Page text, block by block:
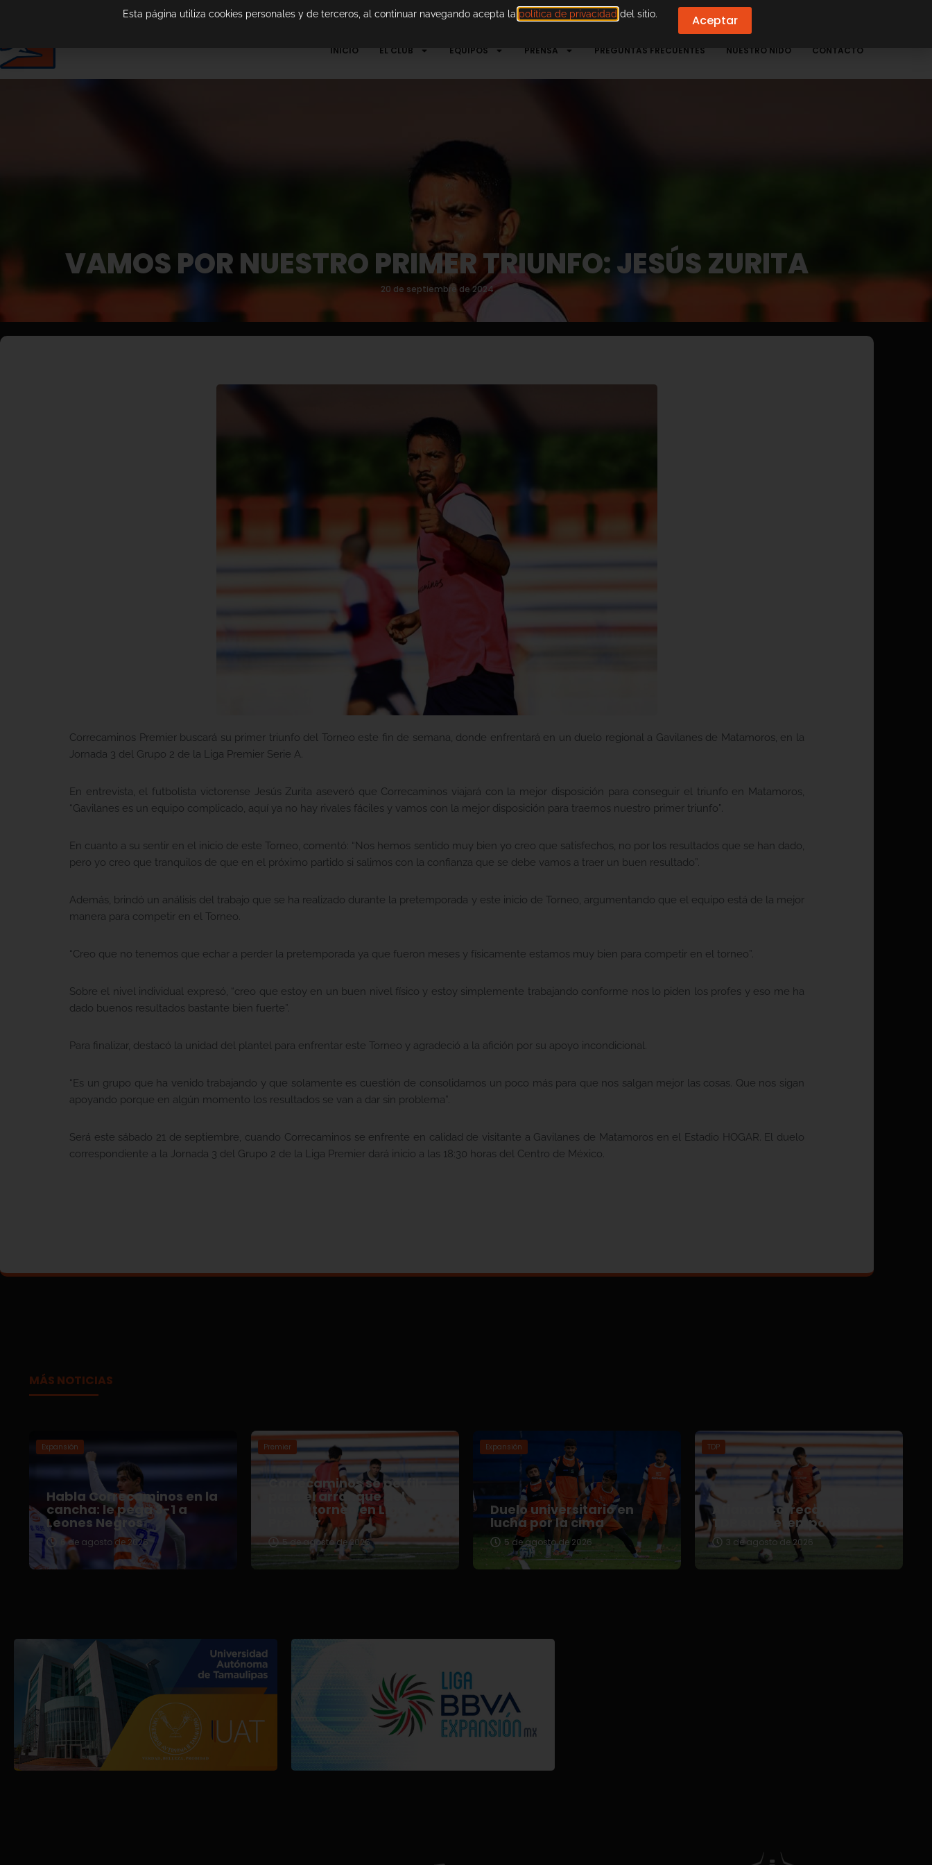
INICIO EL CLUB EQUIPOS PRENSA PREGUNTAS FRECUENTES NUESTRO NIDO CONTACTO
VAMOS POR NUESTRO PRIMER TRIUNFO: JESÚS ZURITA
20 de septiembre de 2024
Correcaminos Premier buscará su primer triunfo del Torneo este fin de semana, donde enfrentará en un duelo regional a Gavilanes de Matamoros, en la
Jornada 3 del Grupo 2 de la Liga Premier Serie A.
En entrevista, el futbolista victorense Jesús Zurita aseveró que Correcaminos viajará con la mejor disposición para conseguir el triunfo en Matamoros,
“Gavilanes es un equipo complicado, aquí ya no hay rivales fáciles y vamos con la mejor disposición para traernos nuestro primer triunfo”.
En cuanto a su sentir en el inicio de este Torneo, comentó: “Nos hemos sentido muy bien yo creo que satisfechos, no por los resultados que se han dado,
pero yo creo que tranquilos de que en el próximo partido si salimos con la confianza que se debe vamos a traer un buen resultado”.
Además, brindó un análisis del trabajo que se ha realizado durante la pretemporada y este inicio de Torneo, argumentando que el equipo está de la mejor
manera para competir en el Torneo.
“Creo que no tenemos que echar a perder la pretemporada ya que fueron meses y físicamente estamos muy bien para competir en el torneo”.
Sobre el nivel individual expresó, “creo que estoy en un buen nivel físico y estoy simplemente trabajando conforme nos lo piden los profes y eso me ha
dado buenos resultados bastante bien fuerte”.
Para finalizar, destacó la unidad del plantel para enfrentar este Torneo y agradeció a la afición por su apoyo incondicional.
“Es un grupo que ha venido trabajando y que solamente es cuestión de consolidarnos un poco más para que nos salgan mejor las cosas. Que nos sigan
apoyando porque en algún momento los resultados se van a dar sin problema”.
Será este sábado 21 de septiembre, cuando Correcaminos se enfrente en calidad de visitante a Gavilanes de Matamoros en el Estadio HOGAR. El duelo
correspondiente a la Jornada 3 del Grupo 2 de la Liga Premier dará inicio a las 18:30 horas del Centro de México.
MÁS NOTICIAS
Expansión
Habla Correcaminos en la
cancha: le pega 3-1 a
Leones Negros
6 de agosto de 2026
Premier
Correcaminos se perfila
para el arranque del
nuevo torneo en Liga
Premier
5 de agosto de 2026
Expansión
Duelo universitario en
lucha por la cima
5 de agosto de 2026
TDP
Afianza Correcaminos
TDP su pretemporada
3 de agosto de 2026
Esta página utiliza cookies personales y de terceros, al continuar navegando acepta la política de privacidad del sitio. Aceptar